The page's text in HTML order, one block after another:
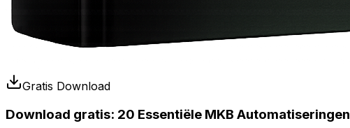
Gratis Download
Download gratis: 20 Essentiële MKB Automatiseringen